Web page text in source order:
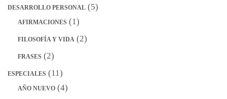
DESARROLLO PERSONAL (5)
AFIRMACIONES (1)
FILOSOFÍA Y VIDA (2)
FRASES (2)
ESPECIALES (11)
AÑO NUEVO (4)